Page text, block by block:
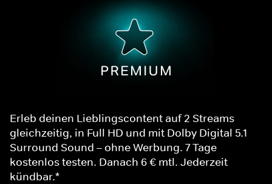
Erleb deinen Lieblingscontent auf 2 Streams
gleichzeitig, in Full HD und mit Dolby Digital 5.1
Surround Sound – ohne Werbung. 7 Tage
kostenlos testen. Danach 6 € mtl. Jederzeit
kündbar.*